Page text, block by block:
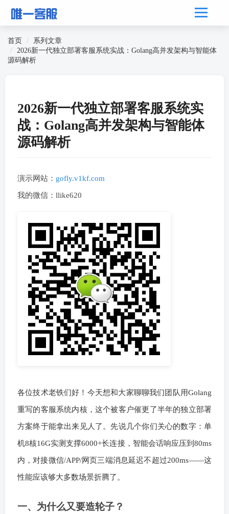
首页
系列文章
2026新一代独立部署客服系统实战：Golang高并发架构与智能体
源码解析
2026新一代独立部署客服系统实
战：Golang高并发架构与智能体
源码解析
演示网站： gofly.v1kf.com
我的微信：llike620
各位技术老铁们好！今天想和大家聊聊我们团队用Golang
重写的客服系统内核，这个被客户催更了半年的独立部署
方案终于能拿出来见人了。先说几个你们关心的数字：单
机8核16G实测支撑6000+长连接，智能会话响应压到80ms
内，对接微信/APP/网页三端消息延迟不超过200ms——这
性能应该够大多数场景折腾了。
一、为什么又要造轮子？